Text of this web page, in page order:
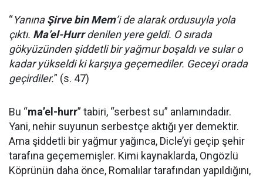
“YanınaŞirve bin Mem’i de alarak ordusuyla yola
çıktı. Ma’el-Hurrdenilen yere geldi. O sırada
gökyüzünden şiddetli bir yağmur boşaldı ve sular o
kadar yükseldi ki karşıya geçemediler. Geceyi orada
geçirdiler.” (s. 47)
Bu “ma’el-hurr” tabiri, “serbest su” anlamındadır.
Yani, nehir suyunun serbestçe aktığı yer demektir.
Ama şiddetli bir yağmur yağınca, Dicle’yi geçip şehir
tarafına geçememişler. Kimi kaynaklarda, Ongözlü
Köprünün daha önce, Romalılar tarafından yapıldığını,